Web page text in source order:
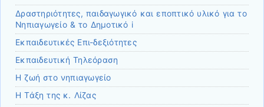
Δραστηριότητες, παιδαγωγικό και εποπτικό υλικό για το
Νηπιαγωγείο & το Δημοτικό i
Εκπαιδευτικές Επι-δεξιότητες
Εκπαιδευτική Τηλεόραση
Η ζωή στο νηπιαγωγείο
Η Τάξη της κ. Λίζας